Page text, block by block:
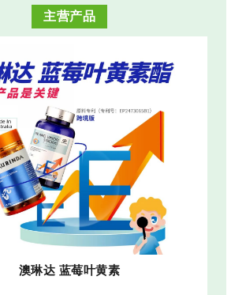
主营产品
澳琳达 蓝莓叶黄素